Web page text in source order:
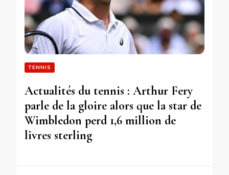
TENNIS
Actualités du tennis : Arthur Fery
parle de la gloire alors que la star de
Wimbledon perd 1,6 million de
livres sterling